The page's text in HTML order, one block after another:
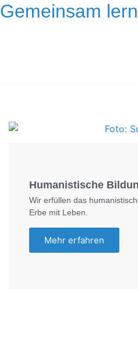
Gemeinsam
Foto:
Humanistische
Wir erfüllen das
Erbe mit Leben.
Mehr erfahren